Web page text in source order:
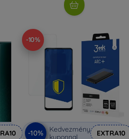
-10%
-10%
Kedvezmény
kuponnal
EXTRA10